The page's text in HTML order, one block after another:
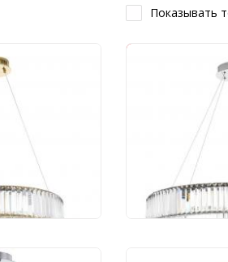
Показывать
-25%Подвесной
Modestyle
46 200 руб.
34 650